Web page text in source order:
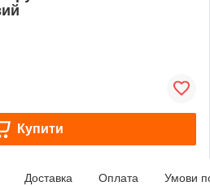
Купити
Доставка Оплата Умови